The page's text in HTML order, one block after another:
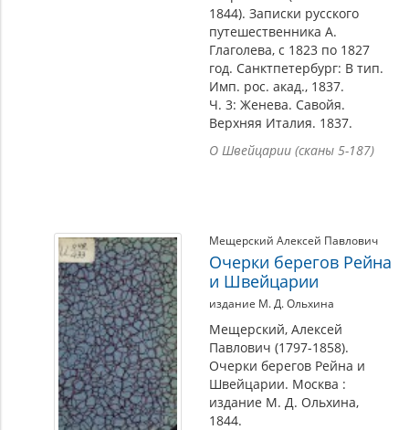
1844). Записки русского
путешественника А.
Глаголева, с 1823 по 1827
год. Санктпетербург: В тип.
Имп. рос. акад., 1837.
Ч. 3: Женева. Савойя.
Верхняя Италия. 1837.
О Швейцарии (сканы 5-187)
Мещерский Алексей Павлович
Очерки берегов Рейна
и Швейцарии
издание М. Д. Ольхина
Мещерский, Алексей
Павлович (1797-1858).
Очерки берегов Рейна и
Швейцарии. Москва :
издание М. Д. Ольхина,
1844.